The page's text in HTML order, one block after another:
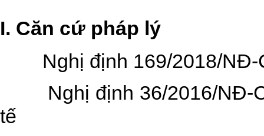
I. Căn cứ pháp lý
Nghị định 169/2018/NĐ-
Nghị định 36/2016/NĐ-
tế